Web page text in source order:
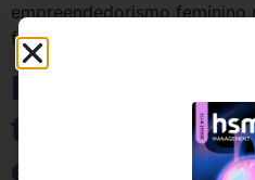
empreendedorismo feminino
financeiro não é o único
também é